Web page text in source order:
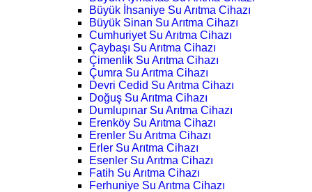
Büyük İhsaniye Su Arıtma Cihazı
Büyük Sinan Su Arıtma Cihazı
Cumhuriyet Su Arıtma Cihazı
Çaybaşı Su Arıtma Cihazı
Çimenlik Su Arıtma Cihazı
Çumra Su Arıtma Cihazı
Devri Cedid Su Arıtma Cihazı
Doğuş Su Arıtma Cihazı
Dumlupınar Su Arıtma Cihazı
Erenköy Su Arıtma Cihazı
Erenler Su Arıtma Cihazı
Erler Su Arıtma Cihazı
Esenler Su Arıtma Cihazı
Fatih Su Arıtma Cihazı
Ferhuniye Su Arıtma Cihazı